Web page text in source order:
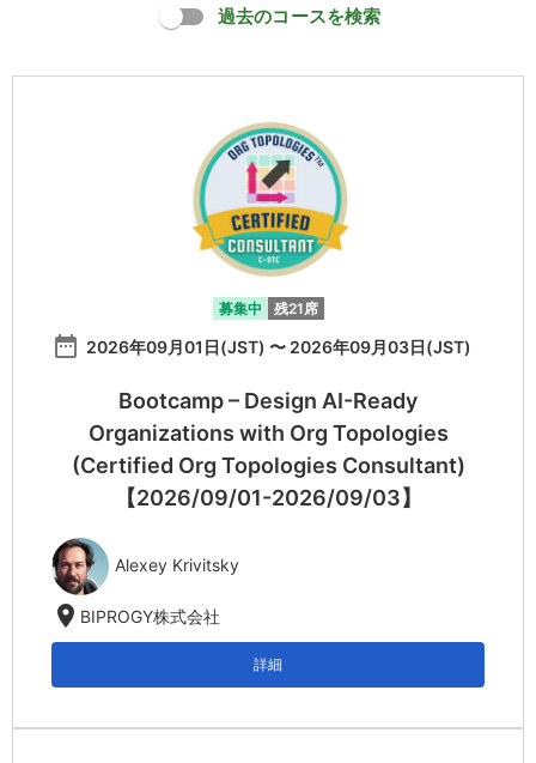
過去のコースを検索
募集中 残21席
date_range 2026年09月01日(JST) 〜 2026年09月03日(JST)
Bootcamp – Design AI-Ready
Organizations with Org Topologies
(Certified Org Topologies Consultant)
【2026/09/01-2026/09/03】
Alexey Krivitsky
location_on BIPROGY株式会社
詳細